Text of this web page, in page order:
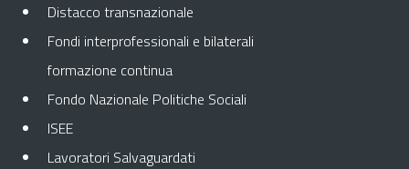
Distacco transnazionale
Fondi interprofessionali e bilaterali
formazione continua
Fondo Nazionale Politiche Sociali
ISEE
Lavoratori Salvaguardati